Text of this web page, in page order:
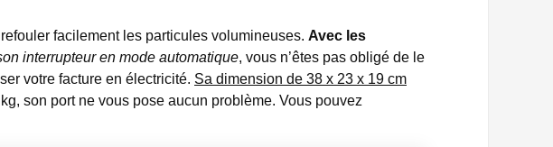
facilement les particules volumineuses. Avec les
interrupteur en mode automatique, vous n’êtes pas obligé de le
votre facture en électricité. Sa dimension de 38 x 23 x 19 cm
son port ne vous pose aucun problème. Vous pouvez